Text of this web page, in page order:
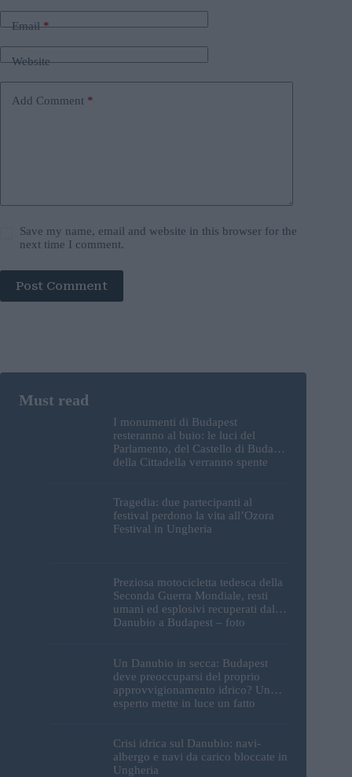
Email*
Website
Add Comment *
Save my name, email and website in this browser for the
next time I comment.
Post Comment
I monumenti di Budapest
resteranno al buio: le luci del
Parlamento, del Castello di Buda e
della Cittadella verranno spente
Tragedia: due partecipanti al
festival perdono la vita all’Ozora
Festival in Ungheria
Preziosa motocicletta tedesca della
Seconda Guerra Mondiale, resti
umani ed esplosivi recuperati dal
Danubio a Budapest – foto
Un Danubio in secca: Budapest
deve preoccuparsi del proprio
approvvigionamento idrico? Un
esperto mette in luce un fatto
Crisi idrica sul Danubio: navi-
albergo e navi da carico bloccate in
Ungheria